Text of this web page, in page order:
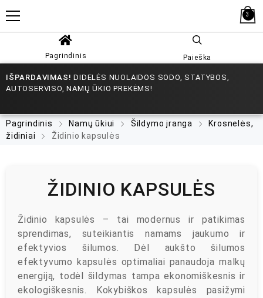
3
Pagrindinis Paieška
IŠPARDAVIMAS! DIDELĖS NUOLAIDOS SODO, STATYBOS,
AUTOSERVISO, NAMŲ ŪKIO PREKĖMS!
Pagrindinis Namų ūkiui Šildymo įranga
Krosnelės,
židiniai
Židinio kapsulės
ŽIDINIO KAPSULĖS
Židinio kapsulės – tai modernus ir patikimas
sprendimas, suteikiantis namams jaukumo ir
efektyvios šilumos. Dėl aukšto šilumos
efektyvumo kapsulės optimaliai panaudoja malkų
energiją, todėl šildymas tampa ekonomiškesnis ir
ekologiškesnis. Kokybiškos kapsulės pasižymi